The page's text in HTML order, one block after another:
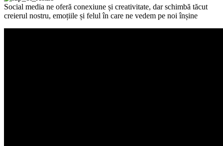
Social media ne oferă conexiune și creativitate, dar schimbă tăcut
creierul nostru, emoțiile și felul în care ne vedem pe noi înșine